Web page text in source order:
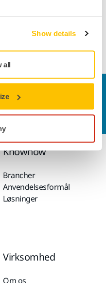
Show details
all
logoet i gråt. Kun
dine spørgsmål.
Knowhow
Brancher
Anvendelsesformål
Løsninger
Virksomhed
Om os